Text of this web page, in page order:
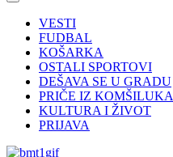
VESTI
FUDBAL
KOŠARKA
OSTALI SPORTOVI
DEŠAVA SE U GRADU
PRIČE IZ KOMŠILUKA
KULTURA I ŽIVOT
PRIJAVA